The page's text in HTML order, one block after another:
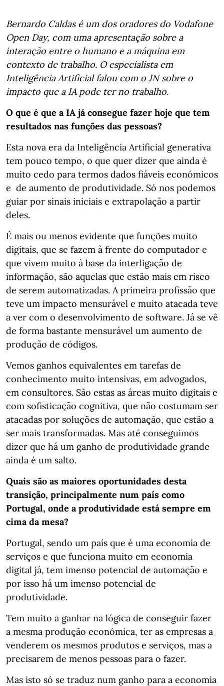
Bernardo Caldas é um dos oradores do Vodafone
Open Day, com uma apresentação sobre a
interação entre o humano e a máquina em
contexto de trabalho. O especialista em
Inteligência Artificial falou com o JN sobre o
impacto que a IA pode ter no trabalho.
O que é que a IA já consegue fazer hoje que tem
resultados nas funções das pessoas?
Esta nova era da Inteligência Artificial generativa
tem pouco tempo, o que quer dizer que ainda é
muito cedo para termos dados fiáveis económicos
e de aumento de produtividade. Só nos podemos
guiar por sinais iniciais e extrapolação a partir
deles.
É mais ou menos evidente que funções muito
digitais, que se fazem à frente do computador e
que vivem muito à base da interligação de
informação, são aquelas que estão mais em risco
de serem automatizadas. A primeira profissão que
teve um impacto mensurável e muito atacada teve
a ver com o desenvolvimento de software. Já se vê
de forma bastante mensurável um aumento de
produção de códigos.
Vemos ganhos equivalentes em tarefas de
conhecimento muito intensivas, em advogados,
em consultores. São estas as áreas muito digitais e
com sofisticação cognitiva, que não costumam ser
atacadas por soluções de automação, que estão a
ser mais transformadas. Mas até conseguimos
dizer que há um ganho de produtividade grande
ainda é um salto.
Quais são as maiores oportunidades desta
transição, principalmente num país como
Portugal, onde a produtividade está sempre em
cima da mesa?
Portugal, sendo um país que é uma economia de
serviços e que funciona muito em economia
digital já, tem imenso potencial de automação e
por isso há um imenso potencial de
produtividade.
Tem muito a ganhar na lógica de conseguir fazer
a mesma produção económica, ter as empresas a
venderem os mesmos produtos e serviços, mas a
precisarem de menos pessoas para o fazer.
Mas isto só se traduz num ganho para a economia